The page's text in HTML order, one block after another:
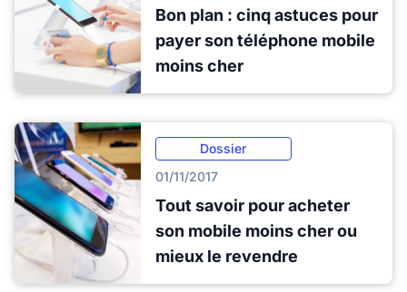
Bon plan : cinq astuces pour
payer son téléphone mobile
moins cher
Dossier
01/11/2017
Tout savoir pour acheter
son mobile moins cher ou
mieux le revendre